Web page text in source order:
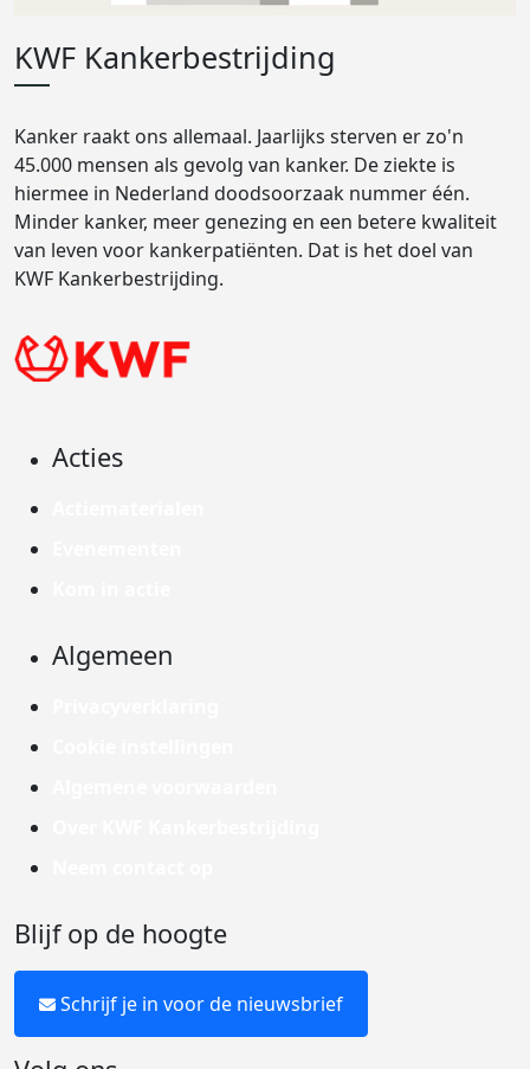
KWF Kankerbestrijding
Kanker raakt ons allemaal. Jaarlijks sterven er zo'n
45.000 mensen als gevolg van kanker. De ziekte is
hiermee in Nederland doodsoorzaak nummer één.
Minder kanker, meer genezing en een betere kwaliteit
van leven voor kankerpatiënten. Dat is het doel van
KWF Kankerbestrijding.
Acties
Algemeen
Blijf op de hoogte
Schrijf je in voor de nieuwsbrief